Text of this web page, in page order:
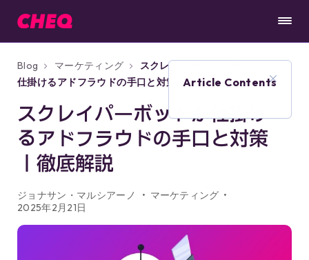
Blog マーケティング
スクレイパーボットが
仕掛けるアドフラウドの手口と対策｜徹底解説
スクレイパーボットが仕掛け
るアドフラウドの手口と対策
｜徹底解説
ジョナサン・マルシアーノ
マーケティング
2025年2月21日
Article Contents